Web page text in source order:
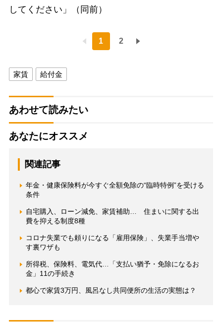
してください」（同前）
1 2
家賃 給付金
あわせて読みたい
あなたにオススメ
関連記事
年金・健康保険料が今すぐ全額免除の“臨時特例”を受ける
条件
自宅購入、ローン減免、家賃補助… 住まいに関する出
費を抑える制度8種
コロナ失業でも頼りになる「雇用保険」、失業手当増や
す裏ワザも
所得税、保険料、電気代…「支払い猶予・免除になるお
金」11の手続き
都心で家賃3万円、風呂なし共同便所の生活の実態は？